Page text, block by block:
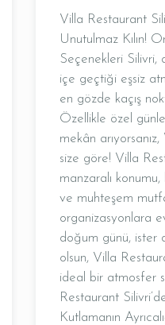
Villa Restaurant
Unutulmaz Kılın!
Seçenekleri Silivri,
içe geçtiği eşsiz
en gözde kaçış
Özellikle özel
mekân
size göre! Villa
manzaralı konumu,
ve muhteşem
organizasyonlara
doğum günü, ister
olsun, Villa
ideal bir atmosfer
Restaurant
Kutlamanın